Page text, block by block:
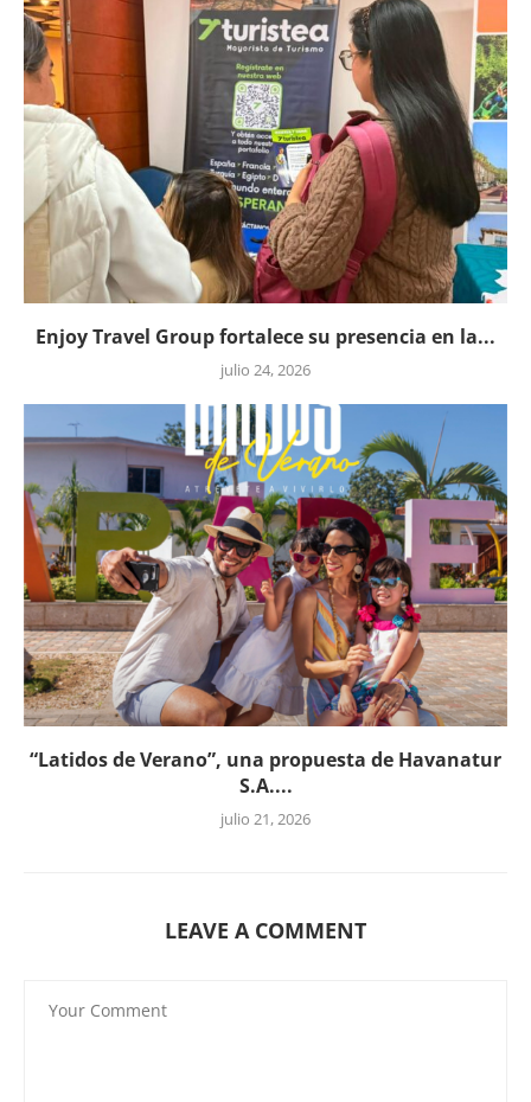
Enjoy Travel Group fortalece su presencia en la...
julio 24, 2026
“Latidos de Verano”, una propuesta de Havanatur
S.A....
julio 21, 2026
LEAVE A COMMENT